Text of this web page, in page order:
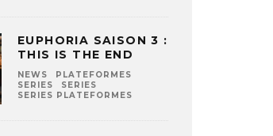
EUPHORIA SAISON 3 :
THIS IS THE END
NEWS
PLATEFORMES
SERIES
SERIES
SERIES PLATEFORMES